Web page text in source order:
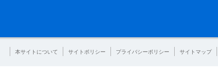
本サイトについて サイトポリシー プライバシーポリシー サイトマップ